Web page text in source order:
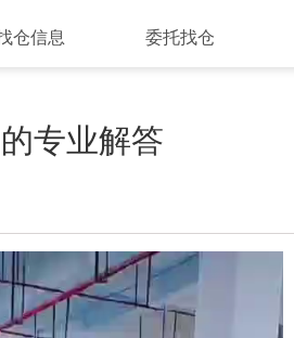
仓信息 委托找仓
专业解答